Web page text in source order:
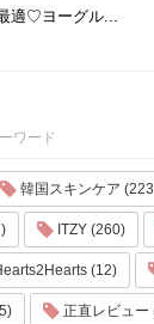
適♡ヨーグル...
ワード
韓国スキンケア
ITZY (260)
(12)
正直レビュー